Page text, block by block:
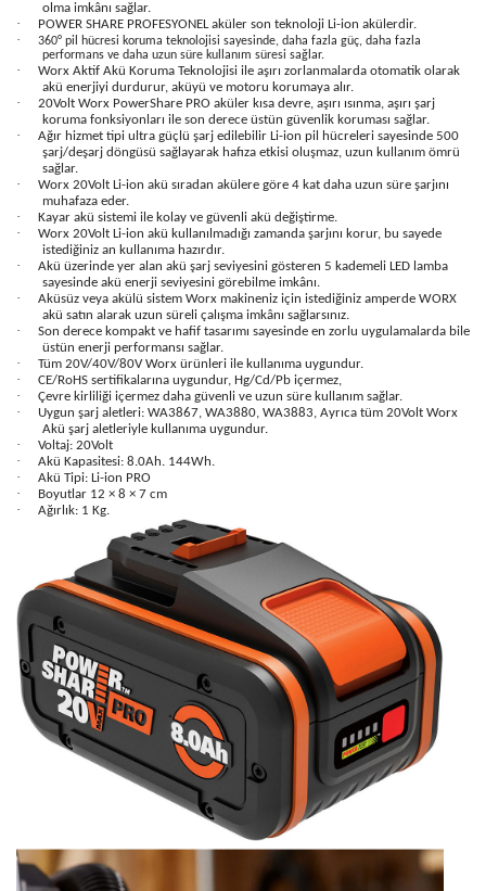
olma imkânı sağlar.
· POWER SHARE PROFESYONEL aküler son teknoloji Li-ion akülerdir.
· 360° pil hücresi koruma teknolojisi sayesinde, daha fazla güç, daha fazla
performans ve daha uzun süre kullanım süresi sağlar.
·
Worx Aktif Akü Koruma Teknolojisi ile aşırı zorlanmalarda otomatik olarak
akü enerjiyi durdurur, aküyü ve motoru korumaya alır.
·
20Volt Worx PowerShare PRO aküler kısa devre, aşırı ısınma, aşırı şarj
koruma fonksiyonları ile son derece üstün güvenlik koruması sağlar.
·
Ağır hizmet tipi ultra güçlü şarj edilebilir Li-ion pil hücreleri sayesinde 500
şarj/deşarj döngüsü sağlayarak hafıza etkisi oluşmaz, uzun kullanım ömrü
sağlar.
·
Worx 20Volt Li-ion akü sıradan akülere göre 4 kat daha uzun süre şarjını
muhafaza eder.
· Kayar akü sistemi ile kolay ve güvenli akü değiştirme.
·
Worx 20Volt Li-ion akü kullanılmadığı zamanda şarjını korur, bu sayede
istediğiniz an kullanıma hazırdır.
·
Akü üzerinde yer alan akü şarj seviyesini gösteren 5 kademeli LED lamba
sayesinde akü enerji seviyesini görebilme imkânı.
·
Aküsüz veya akülü sistem Worx makineniz için istediğiniz amperde WORX
akü satın alarak uzun süreli çalışma imkânı sağlarsınız.
·
Son derece kompakt ve hafif tasarımı sayesinde en zorlu uygulamalarda bile
üstün enerji performansı sağlar.
· Tüm 20V/40V/80V Worx ürünleri ile kullanıma uygundur.
· CE/RoHS sertifikalarına uygundur, Hg/Cd/Pb içermez,
· Çevre kirliliği içermez daha güvenli ve uzun süre kullanım sağlar.
·
Uygun şarj aletleri: WA3867, WA3880, WA3883, Ayrıca tüm 20Volt Worx
Akü şarj aletleriyle kullanıma uygundur.
· Voltaj: 20Volt
· Akü Kapasitesi: 8.0Ah. 144Wh.
· Akü Tipi: Li-ion PRO
· Boyutlar 12 × 8 × 7 cm
· Ağırlık: 1 Kg.